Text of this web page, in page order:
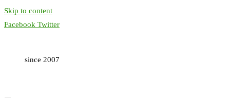
Skip to content
Facebook Twitter
since 2007